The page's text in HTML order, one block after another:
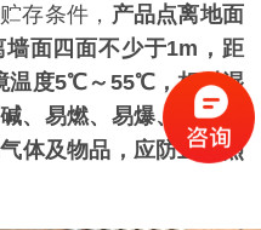
存条件， 产品点离地面
面四面不少于1m，距
温度5℃～55℃，相对湿
、易燃、易爆、有毒等
体及物品，应防止强烈